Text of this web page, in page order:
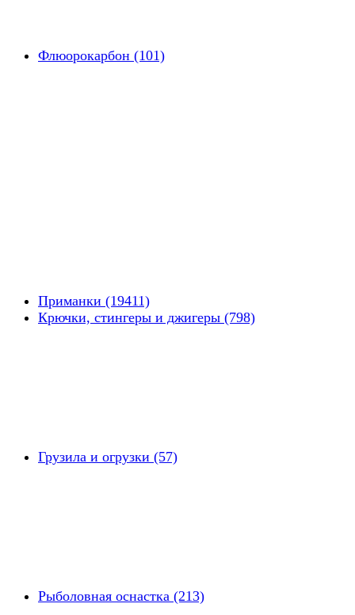
Флюорокарбон (101)
Приманки (19411)
Крючки, стингеры и джигеры (798)
Грузила и огрузки (57)
Рыболовная оснастка (213)